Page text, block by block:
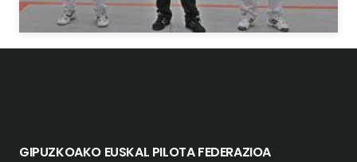
GIPUZKOAKO EUSKAL PILOTA FEDERAZIOA